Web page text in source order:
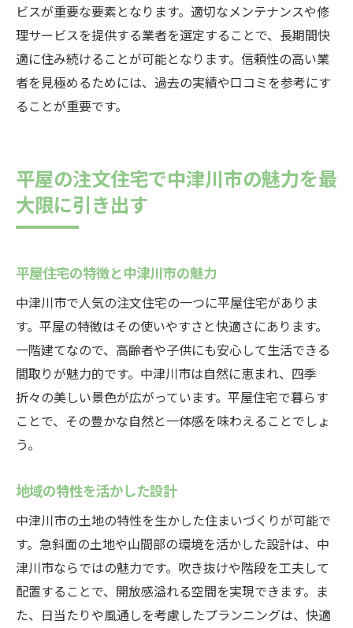
ビスが重要な要素となります。適切なメンテナンスや修
理サービスを提供する業者を選定することで、長期間快
適に住み続けることが可能となります。信頼性の高い業
者を見極めるためには、過去の実績や口コミを参考にす
ることが重要です。
平屋の注文住宅で中津川市の魅力を最
大限に引き出す
平屋住宅の特徴と中津川市の魅力
中津川市で人気の注文住宅の一つに平屋住宅がありま
す。平屋の特徴はその使いやすさと快適さにあります。
一階建てなので、高齢者や子供にも安心して生活できる
間取りが魅力的です。中津川市は自然に恵まれ、四季
折々の美しい景色が広がっています。平屋住宅で暮らす
ことで、その豊かな自然と一体感を味わえることでしょ
う。
地域の特性を活かした設計
中津川市の土地の特性を生かした住まいづくりが可能で
す。急斜面の土地や山間部の環境を活かした設計は、中
津川市ならではの魅力です。吹き抜けや階段を工夫して
配置することで、開放感溢れる空間を実現できます。ま
た、日当たりや風通しを考慮したプランニングは、快適